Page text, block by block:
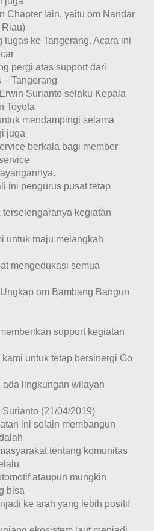
Chapter lain, yaitu om Nandar
Riau)
ke Tangerang. Acara ini
pergi atas support dari
Tangerang
Surianto selaku Kepala
Toyota
mendampingi selama
juga
berkala bagi member
ini pengurus pusat tetap
kegiatan
untuk maju melangkah
mengedukasi semua
Ungkap om Bambang Bangun
support kegiatan
untuk tetap bersinergi Go
ada lingkungan wilayah
(21/04/2019)
ini selain membangun
tentang komunitas
ataupun mungkin
bisa
ke arah yang lebih positif